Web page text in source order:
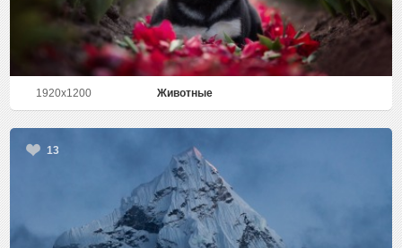
1920x1200 Животные
13